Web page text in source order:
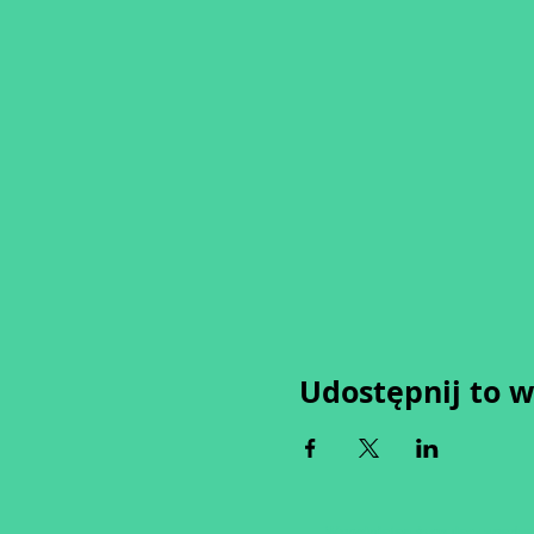
Udostępnij to